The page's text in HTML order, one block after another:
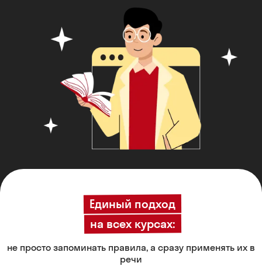
Единый подход
на всех курсах:
не просто запоминать правила, а сразу применять их в
речи